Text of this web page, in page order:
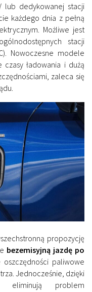
lub dedykowanej stacji
każdego dnia z pełną
Możliwe jest
stacji
Nowoczesne modele
czasy ładowania i dużą
zaleca się
propozycję
bezemisyjną jazdę po
paliwowe
Jednocześnie, dzięki
eliminują problem